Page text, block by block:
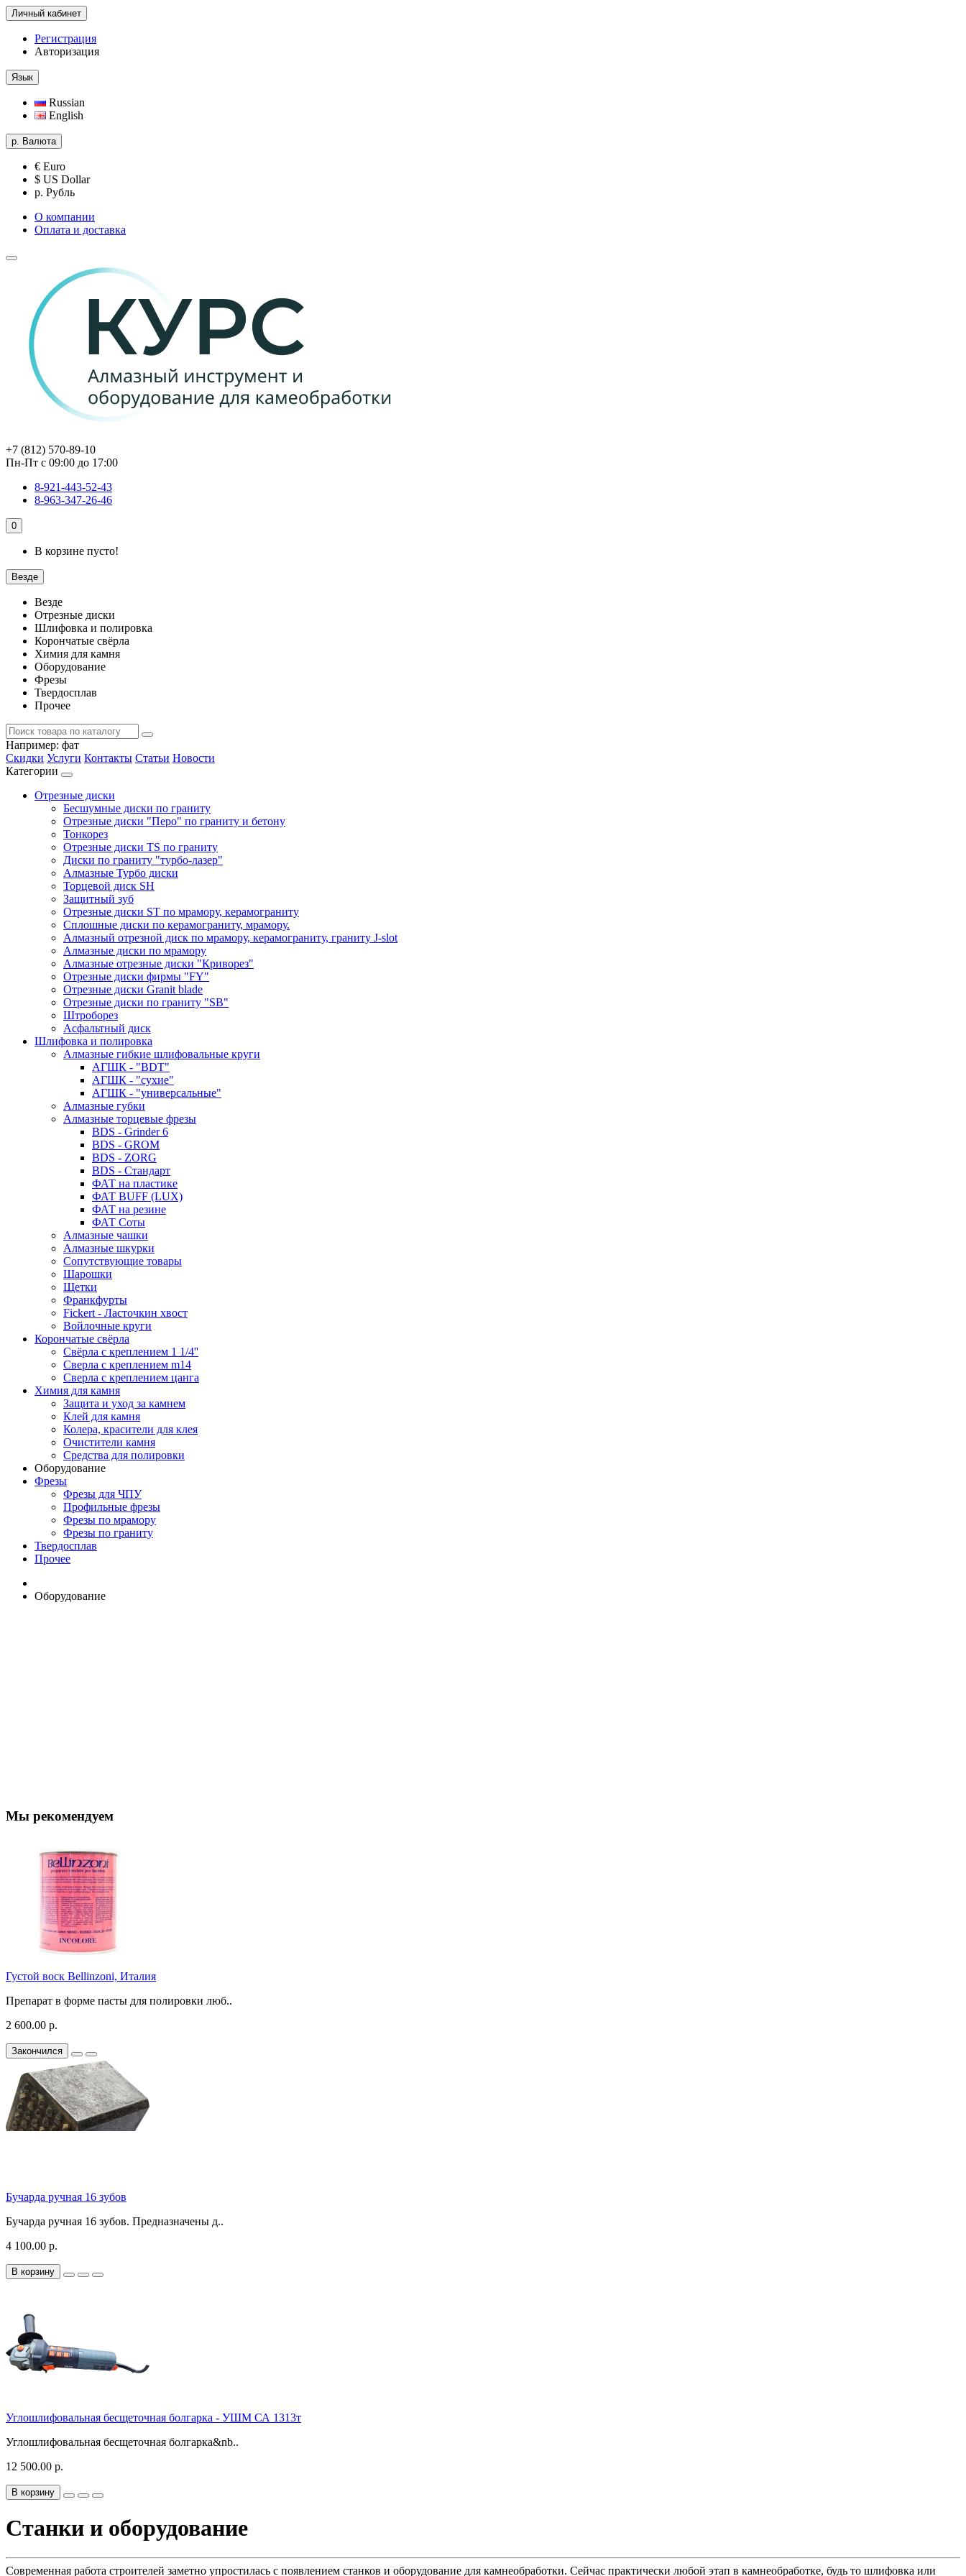
Личный кабинет
Регистрация
Авторизация
Язык
Russian
English
р. Валюта
€ Euro
$ US Dollar
р. Рубль
О компании
Оплата и доставка
+7 (812) 570-89-10
Пн-Пт с 09:00 до 17:00
8-921-443-52-43
8-963-347-26-46
0
В корзине пусто!
Везде
Везде
Отрезные диски
Шлифовка и полировка
Корончатые свёрла
Химия для камня
Оборудование
Фрезы
Твердосплав
Прочее
Например: фат
Скидки Услуги Контакты Статьи Новости
Категории
Отрезные диски
Бесшумные диски по граниту
Отрезные диски "Перо" по граниту и бетону
Тонкорез
Отрезные диски TS по граниту
Диски по граниту "турбо-лазер"
Алмазные Турбо диски
Торцевой диск SH
Защитный зуб
Отрезные диски ST по мрамору, керамограниту
Сплошные диски по керамограниту, мрамору.
Алмазный отрезной диск по мрамору, керамограниту, граниту J-slot
Алмазные диски по мрамору
Алмазные отрезные диски "Криворез"
Отрезные диски фирмы "FY"
Отрезные диски Granit blade
Отрезные диски по граниту "SB"
Штроборез
Асфальтный диск
Шлифовка и полировка
Алмазные гибкие шлифовальные круги
АГШК - "BDT"
АГШК - "сухие"
АГШК - "универсальные"
Алмазные губки
Алмазные торцевые фрезы
BDS - Grinder 6
BDS - GROM
BDS - ZORG
BDS - Стандарт
ФАТ на пластике
ФАТ BUFF (LUX)
ФАТ на резине
ФАТ Соты
Алмазные чашки
Алмазные шкурки
Сопутствующие товары
Шарошки
Щетки
Франкфурты
Fickert - Ласточкин хвост
Войлочные круги
Корончатые свёрла
Свёрла с креплением 1 1/4''
Сверла с креплением m14
Сверла с креплением цанга
Химия для камня
Защита и уход за камнем
Клей для камня
Колера, красители для клея
Очистители камня
Средства для полировки
Оборудование
Фрезы
Фрезы для ЧПУ
Профильные фрезы
Фрезы по мрамору
Фрезы по граниту
Твердосплав
Прочее
Оборудование
Мы рекомендуем
Густой воск Bellinzoni, Италия
Препарат в форме пасты для полировки люб..
2 600.00 р.
Закончился
Бучарда ручная 16 зубов
Бучарда ручная 16 зубов. Предназначены д..
4 100.00 р.
В корзину
Углошлифовальная бесщеточная болгарка - УШМ СА 1313т
Углошлифовальная бесщеточная болгарка&nb..
12 500.00 р.
В корзину
Станки и оборудование
Современная работа строителей заметно упростилась с появлением станков и оборудование для камнеобработки. Сейчас практически любой этап в камнеобработке, будь то шлифовка или